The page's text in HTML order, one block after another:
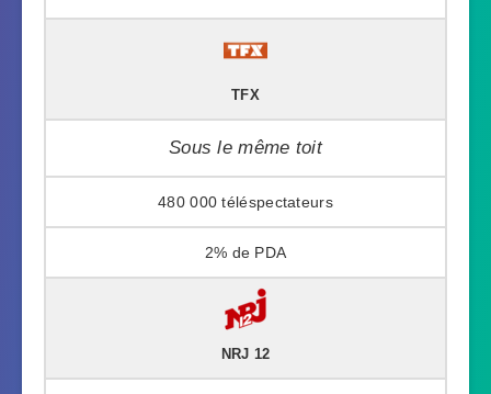
TFX
Sous le même toit
480 000
2%
NRJ 12